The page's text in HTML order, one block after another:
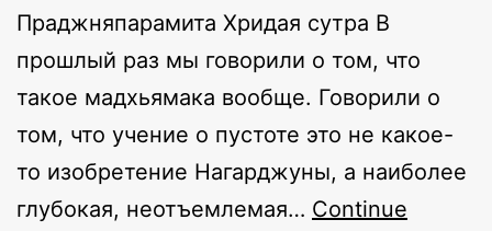
Праджняпарамита Хридая сутра В
прошлый раз мы говорили о том, что
такое мадхьямака вообще. Говорили о
том, что учение о пустоте это не какое-
то изобретение Нагарджуны, а наиболее
глубокая, неотъемлемая… Continue